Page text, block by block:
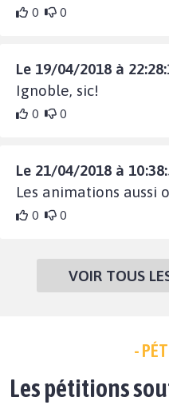
0 0
Le 19/04/2018 à
Ignoble, sic!
0 0
Le 21/04/2018 à
Les animations aussi
0 0
VOIR TOUS
-
Les pétitions